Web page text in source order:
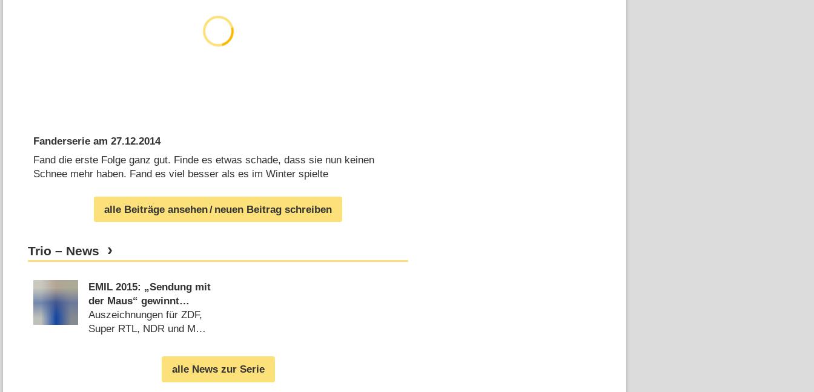
Fanderserieam 27.12.2014
Fand die erste Folge ganz gut. Finde es etwas schade, dass sie nun keinen
Schnee mehr haben. Fand es viel besser als es im Winter spielte
alle Beiträge ansehen/ neuen Beitrag schreiben
Trio – News
EMIL 2015: „Sendung mit
der Maus“ gewinnt
Kinderfernsehpreis
Auszeichnungen für ZDF,
Super RTL, NDR und MDR
alle News zur Serie